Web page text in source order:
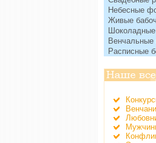
Небесные
Живые
Венчальные
Расписные